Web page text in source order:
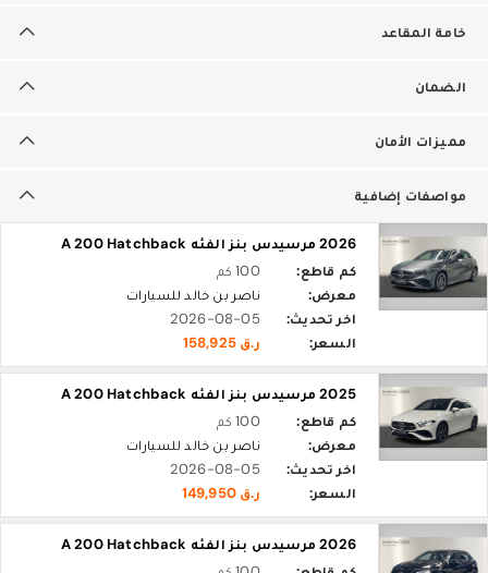
خامة المقاعد
الضمان
مميزات الأمان
مواصفات إضافية
2026 مرسيدس بنز الفئه A 200 Hatchback
كم قاطع:
100 كم
معرض:
ناصر بن خالد للسيارات
اخر تحديث:
2026-08-05
السعر:
ر.ق 158,925
2025 مرسيدس بنز الفئه A 200 Hatchback
كم قاطع:
100 كم
معرض:
ناصر بن خالد للسيارات
اخر تحديث:
2026-08-05
السعر:
ر.ق 149,950
2026 مرسيدس بنز الفئه A 200 Hatchback